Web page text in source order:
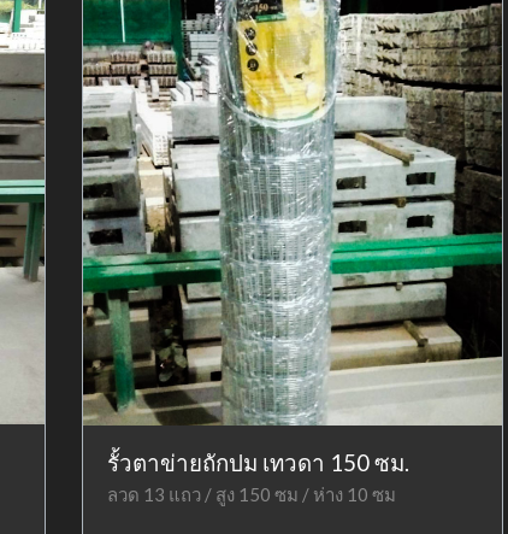
รั้วตาข่ายถักปม เทวดา 150 ซม.
ลวด 13 แถว / สูง 150 ซม / ห่าง 10 ซม